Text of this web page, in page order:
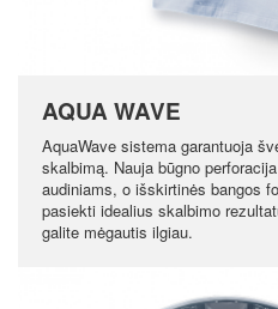
AQUA WAVE
AquaWave sistema garantuoja
skalbimą. Nauja būgno
audiniams, o išskirtinės bangos
pasiekti idealius skalbimo
galite mėgautis ilgiau.